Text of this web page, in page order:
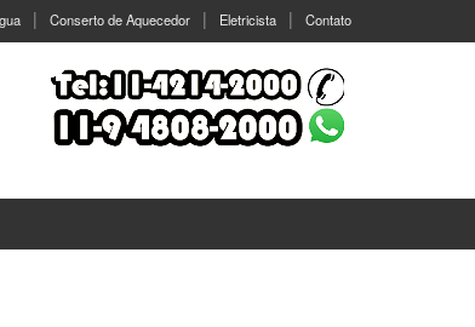
Conserto de Aquecedor Eletricista Contato